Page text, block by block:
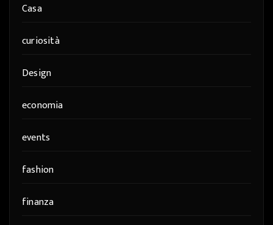
Casa
curiosità
Design
economia
events
fashion
finanza